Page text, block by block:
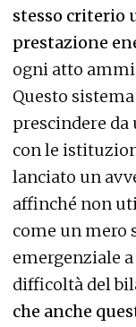
stesso criterio
prestazione
ogni atto
Questo
prescindere
con le
lanciato un
affinché non
come un mero
emergenziale
difficoltà del
che anche